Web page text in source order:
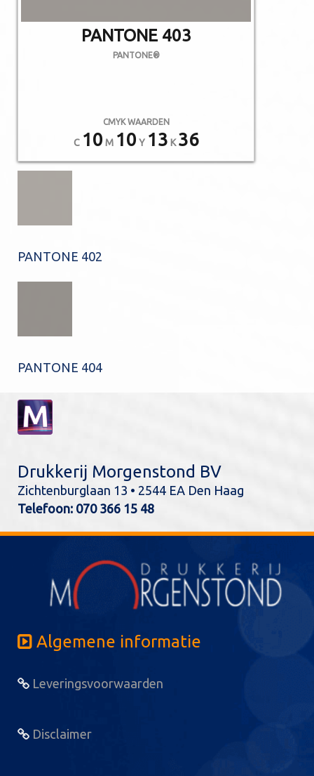
PANTONE 403
PANTONE®
CMYK WAARDEN
C 10 M 10 Y 13 K36
PANTONE 402
PANTONE 404
Drukkerij Morgenstond BV
Zichtenburglaan 13 • 2544 EA Den Haag
Telefoon: 070 366 15 48
Algemene informatie
Leveringsvoorwaarden
Disclaimer